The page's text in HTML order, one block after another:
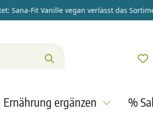
Fit Vanille vegan verlässt das Sortiment
Ernährung ergänzen %